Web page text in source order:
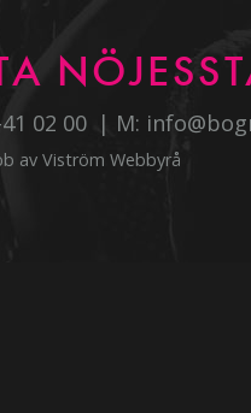
02 00 M:
av Viström Webbyrå